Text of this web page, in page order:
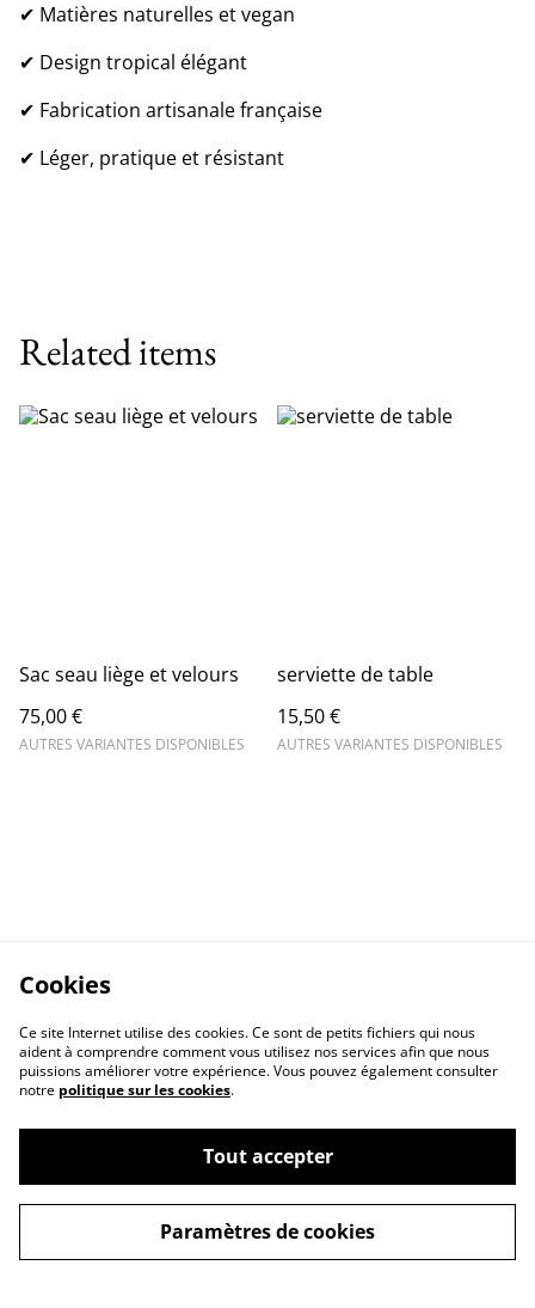
✔ Matières naturelles et vegan
✔ Design tropical élégant
✔ Fabrication artisanale française
✔ Léger, pratique et résistant
Related items
Sac seau liège et velours
75,00 €
AUTRES VARIANTES DISPONIBLES
serviette de table
15,50 €
AUTRES VARIANTES DISPONIBLES
Conditions générales
Politique de
confidentialité
Politique de cookies
Cookies
Ce site Internet utilise des cookies. Ce sont de petits fichiers qui nous
aident à comprendre comment vous utilisez nos services afin que nous
puissions améliorer votre expérience. Vous pouvez également consulter
notre politique sur les cookies.
Tout accepter
Paramètres de cookies